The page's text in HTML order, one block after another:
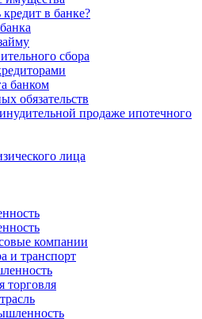
в банке?
сбора
банком
обязательств
продаже ипотечного
лица
компании
и транспорт
торговля